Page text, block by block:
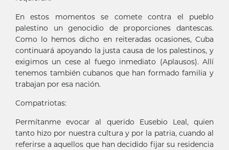
En estos momentos se comete contra el pueblo
palestino un genocidio de proporciones dantescas.
Como lo hemos dicho en reiteradas ocasiones, Cuba
continuará apoyando la justa causa de los palestinos, y
exigimos un cese al fuego inmediato (Aplausos). Allí
tenemos también cubanos que han formado familia y
trabajan por esa nación.
Compatriotas:
Permítanme evocar al querido Eusebio Leal, quien
tanto hizo por nuestra cultura y por la patria, cuando al
referirse a aquellos que han decidido fijar su residencia